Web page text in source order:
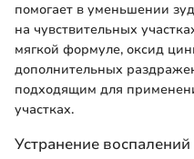
помогает в уменьшении
на чувствительных
мягкой формуле, оксид
дополнительных
подходящим для
участках.
Устранение воспалений